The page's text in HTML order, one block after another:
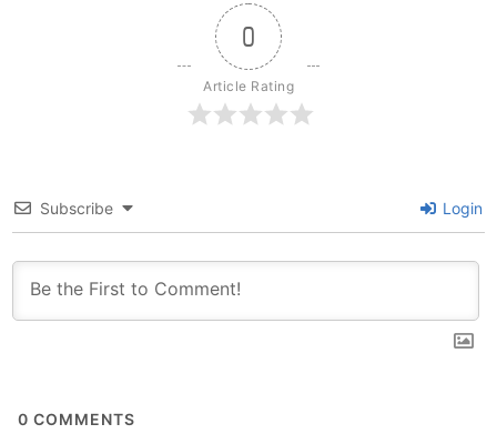
0
Article Rating
Subscribe Login
0 COMMENTS